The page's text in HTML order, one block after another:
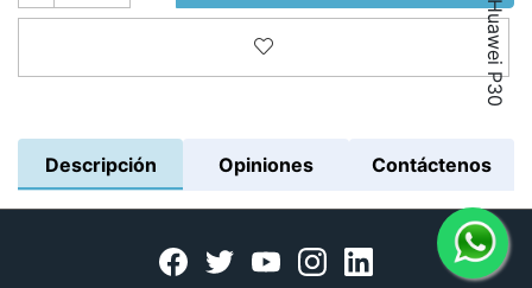
Añadir a la lista de deseos
Descripción Opiniones Contáctenos
Facebook
twitteryoutubeinstagramlinkedin